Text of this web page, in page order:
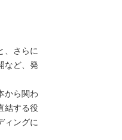
、さらに
など、発
から関わ
結する役
ィングに